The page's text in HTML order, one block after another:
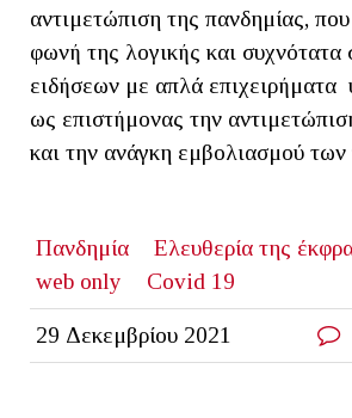
αντιμετώπιση της πανδημίας,
φωνή της λογικής και συχνότατα
ειδήσεων με απλά επιχειρήματα
ως επιστήμονας την
και την ανάγκη εμβολιασμού
Πανδημία
Ελευθερία της
web only
Covid 19
29 Δεκεμβρίου 2021